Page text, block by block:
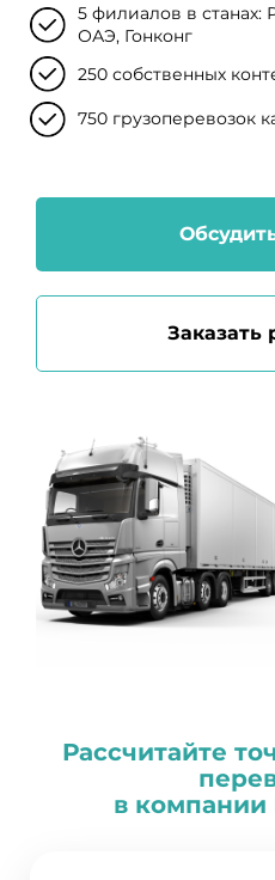
5 филиалов в станах:
ОАЭ, Гонконг
250 собственных
750 грузоперевозок
Заказать
Рассчитайте
в компании